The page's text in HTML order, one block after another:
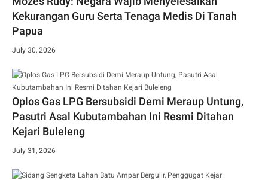
Kekurangan Guru Serta Tenaga Medis Di Tanah
Papua
July 30, 2026
Oplos Gas LPG Bersubsidi Demi Meraup Untung,
Pasutri Asal Kubutambahan Ini Resmi Ditahan
Kejari Buleleng
July 31, 2026